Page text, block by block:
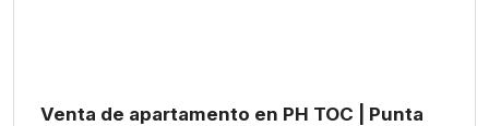
Venta de apartamento en PH TOC | Punta